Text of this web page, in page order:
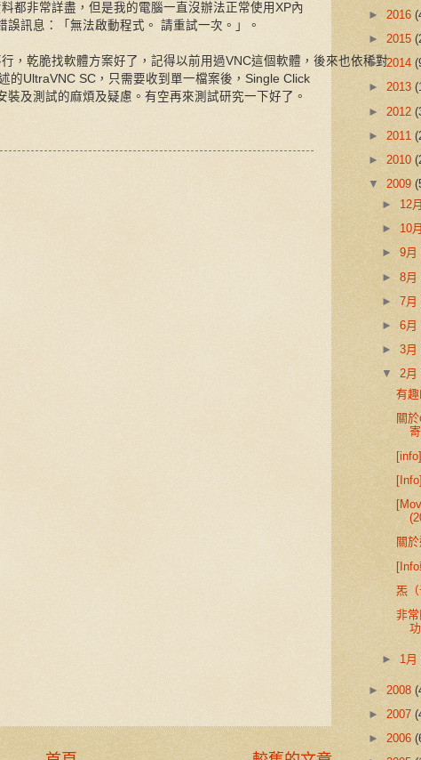
都非常詳盡，但是我的電腦一直沒辦法正常使用XP內
誤訊息：「無法啟動程式。 請重試一次。」。
，乾脆找軟體方案好了，記得以前用過VNC這個軟體，後來也依稀對
的UltraVNC SC，只需要收到單一檔案後，Single Click
及測試的麻煩及疑慮。有空再來測試研究一下好了。
► 2016
► 2015
►2014
► 2013
► 2012
► 2011
► 2010
▼ 2009
► 12
► 10
►9月
►8月
►7月
►6月
►3月
▼2月
有
關
關
炁（
非
► 1月
► 2008
► 2007
► 2006